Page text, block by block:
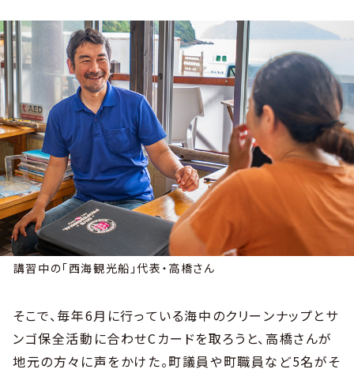
講習中の「西海観光船」代表・高橋さん
そこで、毎年6月に行っている海中のクリーンナップとサ
ンゴ保全活動に合わせCカードを取ろうと、高橋さんが
地元の方々に声をかけた。町議員や町職員など5名がそ